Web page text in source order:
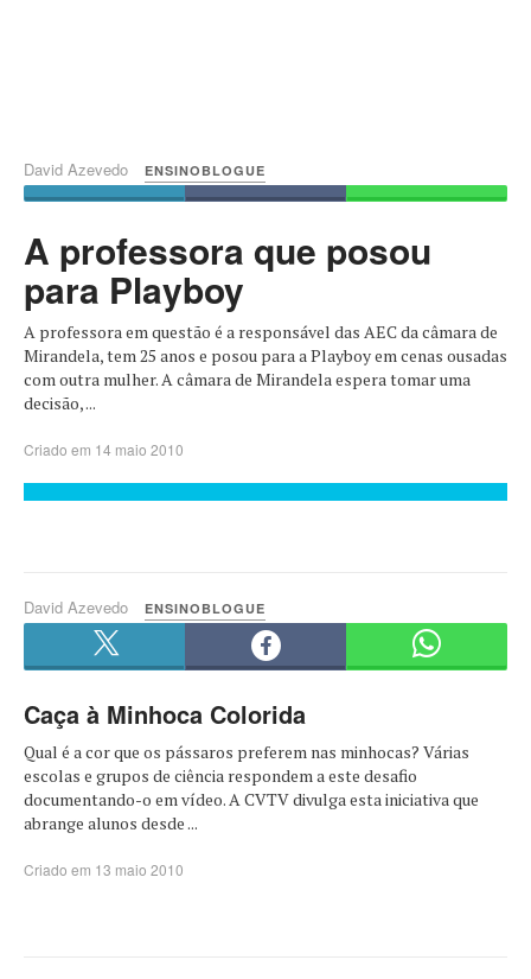
David Azevedo ENSINOBLOGUE
A professora que posou
para Playboy
A professora em questão é a responsável das AEC da câmara de
Mirandela, tem 25 anos e posou para a Playboy em cenas ousadas
com outra mulher. A câmara de Mirandela espera tomar uma
decisão, ...
Criado em 14 maio 2010
David Azevedo ENSINOBLOGUE
Caça à Minhoca Colorida
Qual é a cor que os pássaros preferem nas minhocas? Várias
escolas e grupos de ciência respondem a este desafio
documentando-o em vídeo. A CVTV divulga esta iniciativa que
abrange alunos desde ...
Criado em 13 maio 2010